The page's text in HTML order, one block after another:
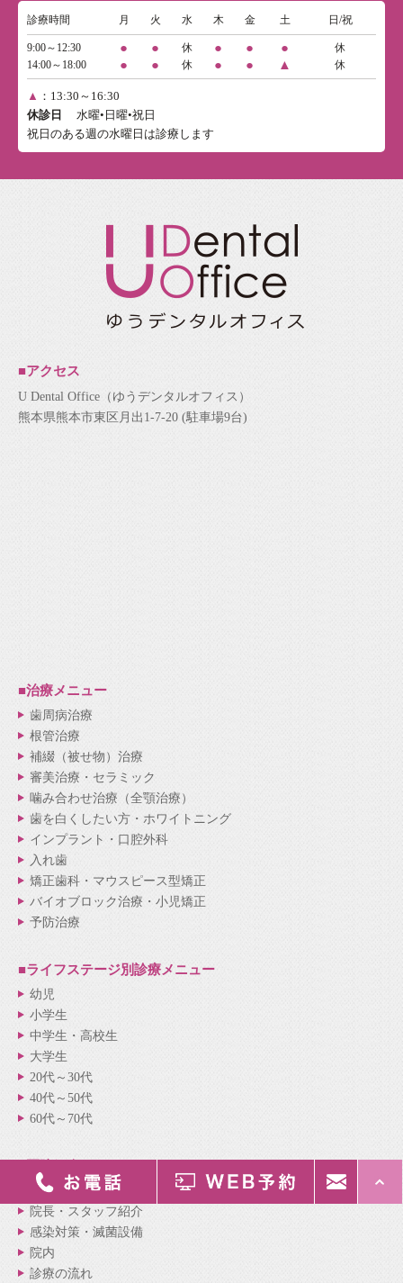
診療時間 月 火 水 木 金 土 日/祝
9:00～12:30 ● ● 休 ● ● ●
休
14:00～18:00
● ● 休 ● ● ▲ 休
▲ ：13:30～16:30
休診日
水曜•日曜•祝日
祝日のある週の水曜日は診療します
■アクセス
U Dental Office（ゆうデンタルオフィス）
熊本県熊本市東区月出1-7-20 (駐車場9台)
■治療メニュー
歯周病治療
根管治療
補綴（被せ物）治療
審美治療・セラミック
噛み合わせ治療（全顎治療）
歯を白くしたい方・ホワイトニング
インプラント・口腔外科
入れ歯
矯正歯科・マウスピース型矯正
バイオブロック治療・小児矯正
予防治療
■ライフステージ別診療メニュー
幼児
小学生
中学生・高校生
大学生
20代～30代
40代～50代
60代～70代
医院紹介
院長・スタッフ紹介
感染対策・滅菌設備
院内
診療の流れ